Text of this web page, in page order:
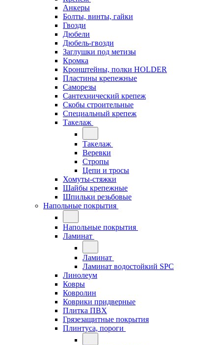
Анкеры
Болты, винты, гайки
Гвозди
Дюбели
Дюбель-гвозди
Заглушки под метизы
Кромка
Кронштейны, полки НОLDER
Пластины крепежные
Саморезы
Сантехнический крепеж
Скобы строительные
Специальный крепеж
Такелаж
Такелаж
Веревки
Стропы
Цепи и тросы
Хомуты-стяжки
Шайбы крепежные
Шпильки резьбовые
Напольные покрытия
Напольные покрытия
Ламинат
Ламинат
Ламинат водостойкий SPC
Линолеум
Ковры
Ковролин
Коврики придверные
Плитка ПВХ
Грязезащитные покрытия
Плинтуса, пороги